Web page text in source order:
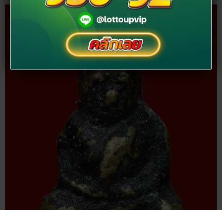
พระชัยวัฒน์หลวงปู่บุญ พิมพ์ป้อมเล็ก
ป้อมเล็ก ราคาไม่เล็ก! องค์นี้ปลุกเสกในปี 2444 มีรูปร่างหน้าตา
สวยที่สุด! เนื้อเหลืองอมเขียว และมีลงรักเก่า ๆ แห้ง ๆ เดิมๆ ดู
คลาสสิคมาก เหมาะสำหรับคนที่กำลังเริ่มต้นทำธุรกิจ ค้าขาย
หรือต้องการพลังในการเจรจาเป็นพิเศษ!